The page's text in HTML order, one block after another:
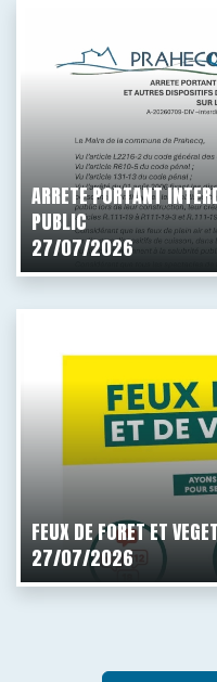
ARRETE PORTANT
PUBLIC
27/07/2026
FEUX DE FORET ET
27/07/2026